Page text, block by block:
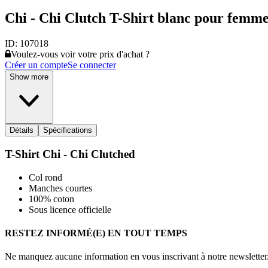
Chi - Chi Clutch T-Shirt blanc pour
ID: 107018
Voulez-vous voir votre prix d'achat ?
Créer un compteSe connecter
Show more
Détails Spécifications
T-Shirt Chi - Chi Clutched
Col rond
Manches courtes
100% coton
Sous licence officielle
RESTEZ INFORMÉ(E) EN TOUT TEMPS
Ne manquez aucune information en vous inscrivant à notre newsletter.